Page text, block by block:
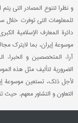
و نظرا لتنوع المصادر التي
للمعلومات التي توفرت
دائرة المعارف الإسلامیة
موسوعة إیران، بما لایترک
آراء المتخصصین و
الضروریة لتألیف مثل هذه
لأجل ذلک، تستعین موسوعة
التعاون و التشاور معهم. حیث